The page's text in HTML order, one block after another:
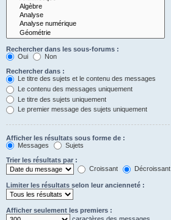
Rechercher dans les sous-forums :
Oui
Non
Rechercher dans :
Le titre des sujets et le contenu des messages
Le contenu des messages uniquement
Le titre des sujets uniquement
Le premier message des sujets uniquement
Afficher les résultats sous forme de :
Messages
Sujets
Trier les résultats par :
Croissant
Décroissant
Limiter les résultats selon leur ancienneté :
Afficher seulement les premiers :